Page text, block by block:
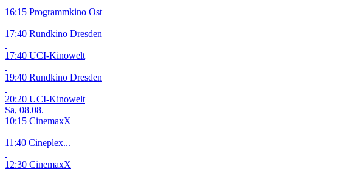
16:15 Programmkino Ost
17:40 Rundkino Dresden
17:40 UCI-Kinowelt
19:40 Rundkino Dresden
20:20 UCI-Kinowelt
Sa, 08.08.
10:15 CinemaxX
11:40 Cineplex...
12:30 CinemaxX